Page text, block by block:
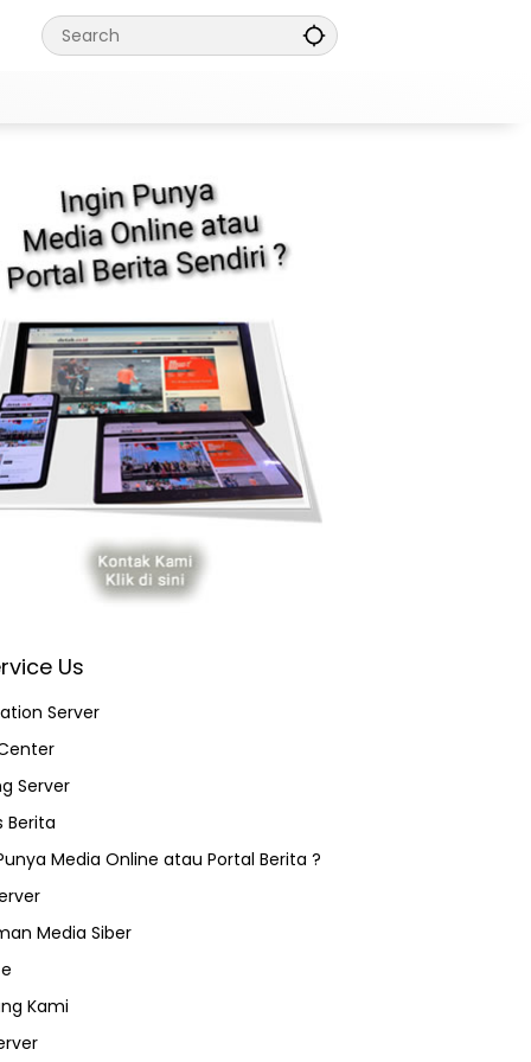
Us
Server
Server
Berita
Media Online atau Portal Berita ?
Media Siber
Kami